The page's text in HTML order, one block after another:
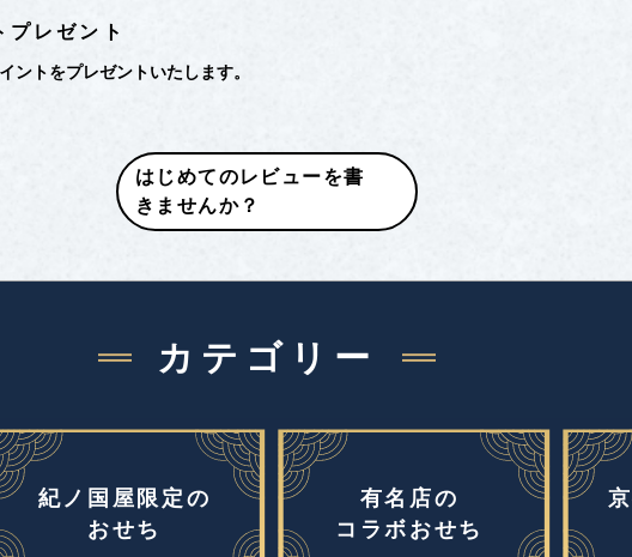
レゼント
ントをプレゼントいたします。
はじめてのレビューを書
きませんか？
カテゴリー
紀ノ国屋限定の
おせち
有名店の
コラボおせち